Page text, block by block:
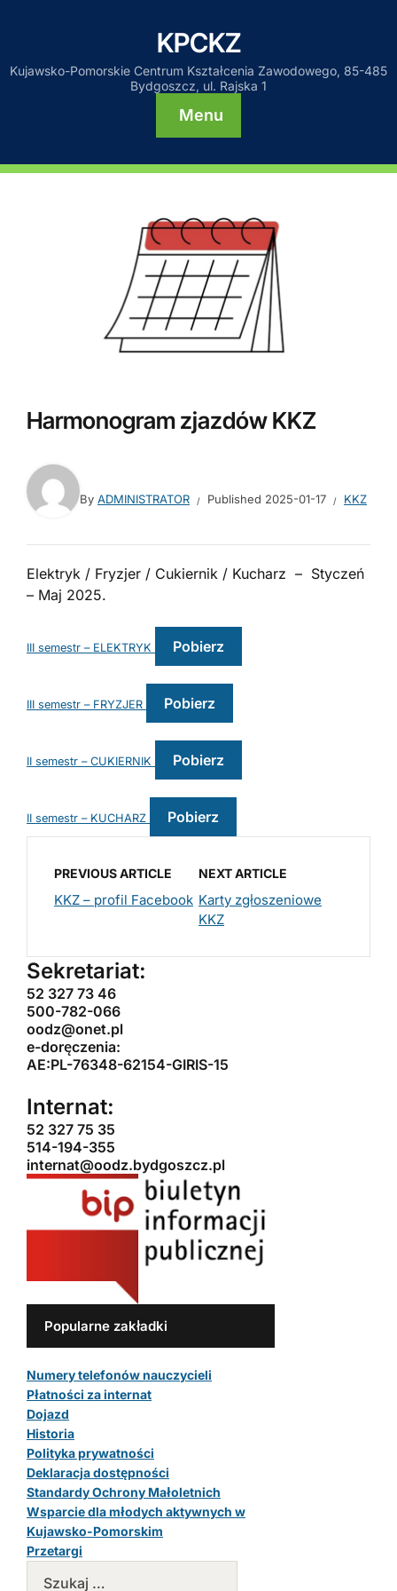
KPCKZ
Kujawsko-Pomorskie Centrum Kształcenia Zawodowego, 85-485
Bydgoszcz, ul. Rajska 1
Menu
Harmonogram zjazdów KKZ
By ADMINISTRATOR Published 2025-01-17 KKZ
Elektryk / Fryzjer / Cukiernik / Kucharz – Styczeń
– Maj 2025.
III semestr – ELEKTRYK Pobierz
III semestr – FRYZJER Pobierz
II semestr – CUKIERNIK Pobierz
II semestr – KUCHARZ Pobierz
PREVIOUS ARTICLE
KKZ – profil Facebook
NEXT ARTICLE
Karty zgłoszeniowe
KKZ
Sekretariat:
52 327 73 46
500-782-066
oodz@onet.pl
e-doręczenia:
AE:PL-76348-62154-GIRIS-15
Internat:
52 327 75 35
514-194-355
internat@oodz.bydgoszcz.pl
Popularne zakładki
Numery telefonów nauczycieli
Płatności za internat
Dojazd
Historia
Polityka prywatności
Deklaracja dostępności
Standardy Ochrony Małoletnich
Wsparcie dla młodych aktywnych w
Kujawsko-Pomorskim
Przetargi